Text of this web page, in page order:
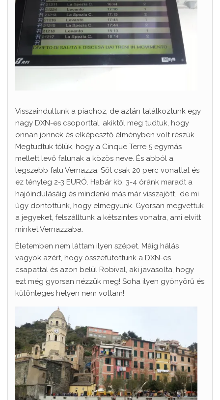
Visszaindultunk a piachoz, de aztán találkoztunk egy
nagy DXN-es csoporttal, akiktől meg tudtuk, hogy
onnan jönnek és elképesztő élményben volt részük..
Megtudtuk tőlük, hogy a Cinque Terre 5 egymás
mellett levő falunak a közös neve. És abból a
legszebb falu Vernazza. Sőt csak 20 perc vonattal és
ez tényleg 2-3 EURÓ. Habár kb. 3-4 óránk maradt a
hajóindulásáig és mindenki más már visszajött.. de mi
úgy döntöttünk, hogy elmegyünk. Gyorsan megvettük
a jegyeket, felszálltunk a kétszintes vonatra, ami elvitt
minket Vernazzaba.
Életemben nem láttam ilyen szépet. Máig hálás
vagyok azért, hogy összefutottunk a DXN-es
csapattal és azon belül Robival, aki javasolta, hogy
ezt még gyorsan nézzük meg! Soha ilyen gyönyörű és
különleges helyen nem voltam!